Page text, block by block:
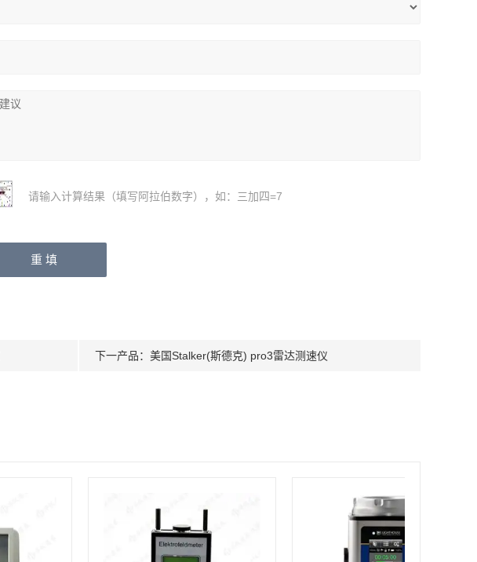
请输入计算结果（填写阿拉伯数字），如：三加四=7
下一产品： 美国Stalker(斯德克) pro3雷达测速仪